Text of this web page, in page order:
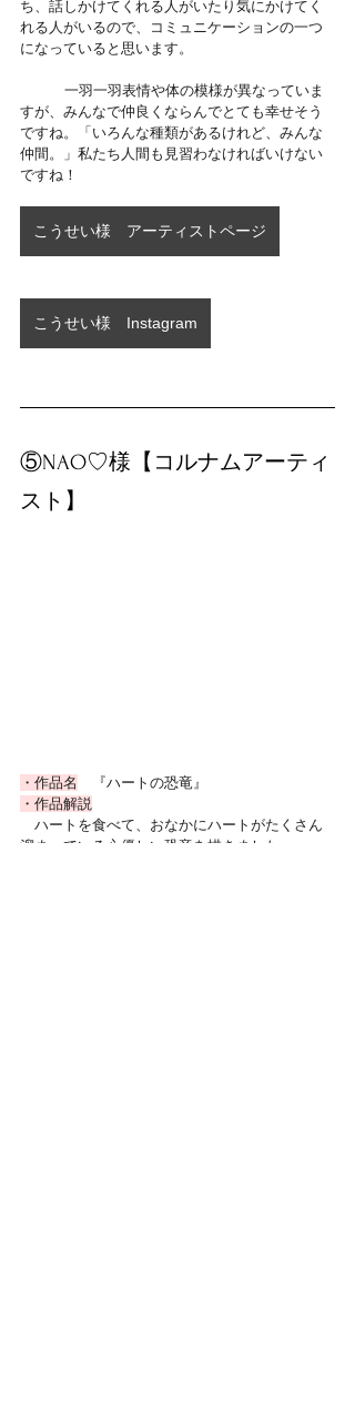
ち、話しかけてくれる人がいたり気にかけてく
れる人がいるので、コミュニケーションの一つ
になっていると思います。
すが、みんなで仲良くならんでとても幸せそう
ですね。「いろんな種類があるけれど、みんな
仲間。」私たち人間も見習わなければいけない
ですね！
こうせい様 アーティストページ
こうせい様 Instagram
⑤NAO♡様【コルナムアーティ
スト】
・作品名
『ハートの恐竜』
・作品解説
ハートを食べて、おなかにハートがたくさん
溜まっている心優しい恐竜を描きました。